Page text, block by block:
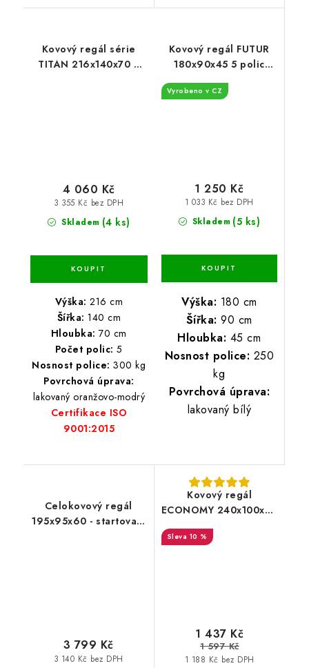
Kovový regál série
TITAN 216x140x70 5
Skladem (4 ks)
3 355 Kč bez DPH
4 060 Kč
Výška: 216 cm
Šířka: 140 cm
Hloubka: 70 cm
Počet polic: 5
Nosnost police: 300 kg
Povrchová úprava:
lakovaný oranžovo-modrý
Certifikace ISO
9001:2015
Kovový regál FUTUR
180x90x45 5 polic
Nosnost 1250 KG -
Lakovaný Bílý
Vyrobeno v CZ
Skladem (5 ks)
1 033 Kč bez DPH
1 250 Kč
Výška: 180 cm
Šířka: 90 cm
Hloubka: 45 cm
Nosnost police: 250
kg
Povrchová úprava:
lakovaný bílý
Celokovový regál
195x95x60 - startovací
3 140 Kč bez DPH
3 799 Kč
Kovový regál
ECONOMY 240x100x40
10 %
1 188 Kč bez DPH
1 437 Kč
1 597 Kč